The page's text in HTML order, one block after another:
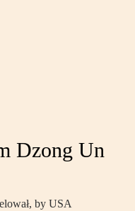
Dzong Un
by USA